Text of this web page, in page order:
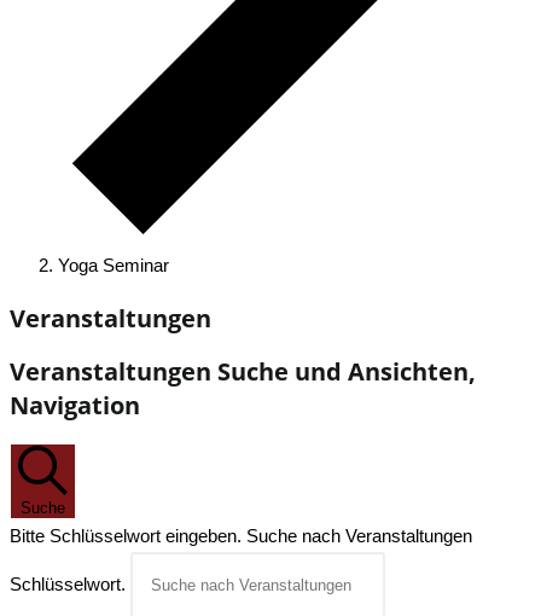
Yoga Seminar
Veranstaltungen
Veranstaltungen Suche und Ansichten,
Navigation
Suche
Bitte Schlüsselwort eingeben. Suche nach Veranstaltungen
Schlüsselwort.